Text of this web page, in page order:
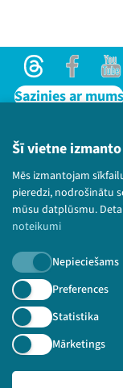
Šī vietne
Mēs izmantojam
pieredzi, nodrošinātu
mūsu datplūsmu.
noteikumi
Nepieciešams
Preferences
Statistika
Mārketings
ThreadsFacebook
Sazinies ar mums
Lietošanas
Bērnu
© 2026 Sarunu
paturētas.
Piesakies
Nepalaid garām